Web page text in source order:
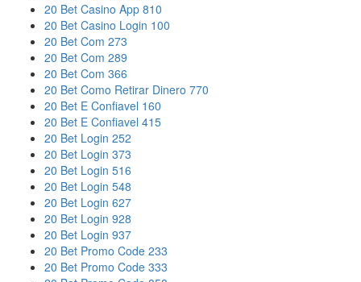
20 Bet Casino App 810
20 Bet Casino Login 100
20 Bet Com 273
20 Bet Com 289
20 Bet Com 366
20 Bet Como Retirar Dinero 770
20 Bet E Confiavel 160
20 Bet E Confiavel 415
20 Bet Login 252
20 Bet Login 373
20 Bet Login 516
20 Bet Login 548
20 Bet Login 627
20 Bet Login 928
20 Bet Login 937
20 Bet Promo Code 233
20 Bet Promo Code 333